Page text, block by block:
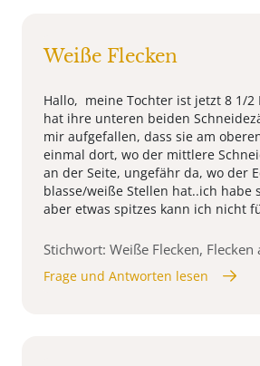
Weiße Flecken
Hallo, meine Tochter ist jetzt 8 1/2
hat ihre unteren beiden
mir aufgefallen, dass sie am
einmal dort, wo der mittlere
an der Seite, ungefähr da, wo der
blasse/weiße Stellen hat..ich habe
aber etwas spitzes kann ich nicht
Stichwort: Weiße Flecken, Flecken
Frage und Antworten lesen